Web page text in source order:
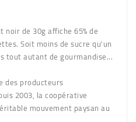
de 30g affiche 65% de
Soit moins de sucre qu'un
tout autant de gourmandise...
des producteurs
2003, la coopérative
mouvement paysan au